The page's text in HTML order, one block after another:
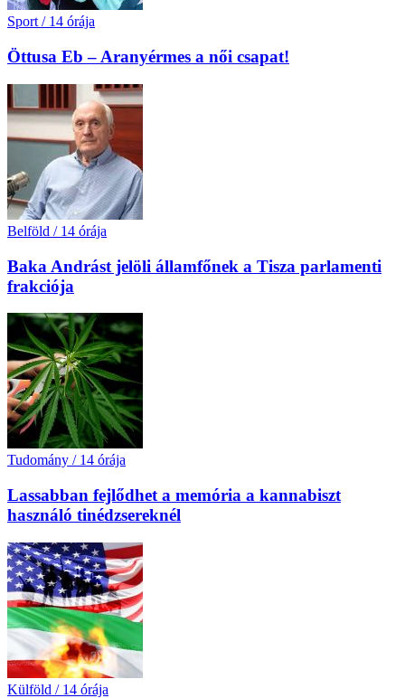
Sport / 14 órája
Öttusa Eb – Aranyérmes a női csapat!
Belföld / 14 órája
Baka Andrást jelöli államfőnek a Tisza parlamenti
frakciója
Tudomány / 14 órája
Lassabban fejlődhet a memória a kannabiszt
használó tinédzsereknél
Külföld / 14 órája